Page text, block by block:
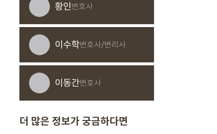
황인변호사
이수학변호사/변리사
이동간변호사
더 많은 정보가 궁금하다면